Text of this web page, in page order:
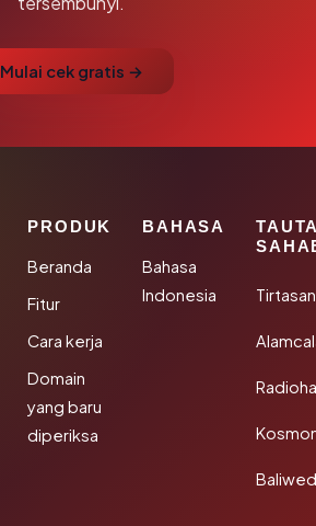
Mulai cek gratis →
PRODUK
Beranda
Fitur
Cara kerja
Domain
yang baru
diperiksa
BAHASA
Bahasa
Indonesia